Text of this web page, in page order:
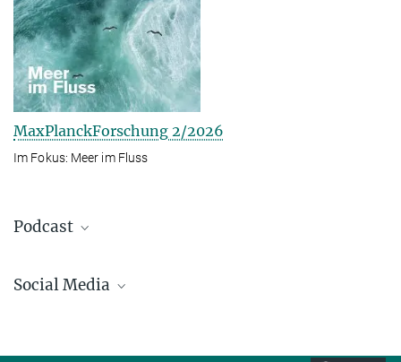
MaxPlanckForschung 2/2026
Im Fokus: Meer im Fluss
Podcast
Social Media